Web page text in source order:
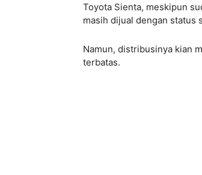
Toyota Sienta, meskipun
masih dijual dengan status
Namun, distribusinya kian
terbatas.